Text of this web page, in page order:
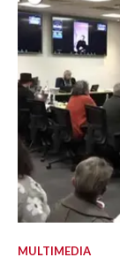
MULTIMEDIA